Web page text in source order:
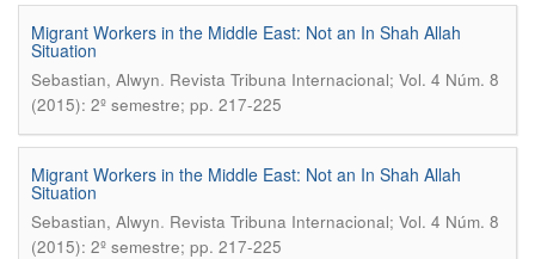
Migrant Workers in the Middle East: Not an In Shah Allah
Situation
Sebastian, Alwyn. Revista Tribuna Internacional; Vol. 4 Núm. 8
(2015): 2º semestre; pp. 217-225
Migrant Workers in the Middle East: Not an In Shah Allah
Situation
Sebastian, Alwyn. Revista Tribuna Internacional; Vol. 4 Núm. 8
(2015): 2º semestre; pp. 217-225